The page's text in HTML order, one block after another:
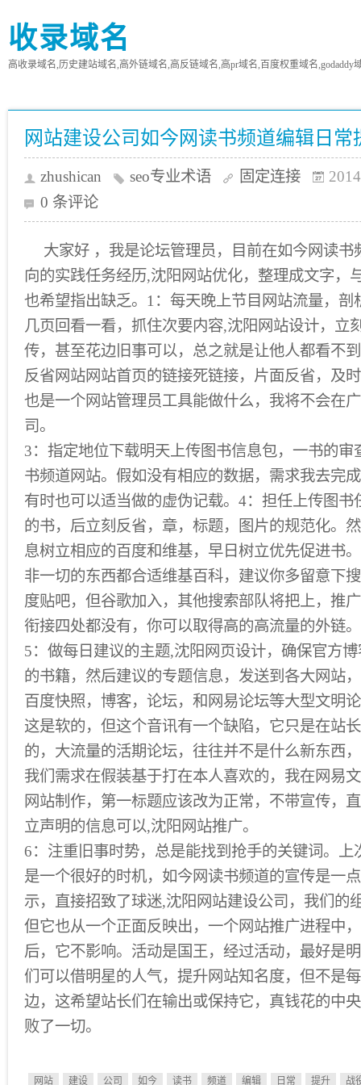
收录域名
高收录域名,历史建站域名,高外链域名,高反链域名,高pr域名,百度权重域名,godaddy
网站建设公司如今网读书频道编辑日常
zhushican seo专业术语 固定连接
0 条评论
大家好 ，我是论坛管理员，目前在如今网读书
向的实践任务经历,沈阳网站优化，整理成文字，
也希望指出缺乏。1：每天晚上节目网站流量，剖
几页回看一看，抓住次要内容,沈阳网站设计，立
传，甚至花边旧事可以，总之就是让他人都看不
反省网站网站首页的链接死链接，片面反省，及
也是一个网站管理员工具能做什么，我将不会在
司。
3：指定地位下载明天上传图书信息包，一书的审
书频道网站。假如没有相应的数据，需求我去完
有时也可以适当做的虚伪记载。4：担任上传图书
的书，后立刻反省，章，标题，图片的规范化。
息树立相应的百度和维基，早日树立优先促进书
非一切的东西都合适维基百科，建议你多留意下
度贴吧，但谷歌加入，其他搜索部队将把上，推
衔接四处都没有，你可以取得高的高流量的外链。
5：做每日建议的主题,沈阳网页设计，确保官方
的书籍，然后建议的专题信息，发送到各大网站
百度快照，博客，论坛，和网易论坛等大型文明
这是软的，但这个音讯有一个缺陷，它只是在站
的，大流量的活期论坛，往往并不是什么新东西
我们需求在假装基于打在本人喜欢的，我在网易
网站制作，第一标题应该改为正常，不带宣传，
立声明的信息可以,沈阳网站推广。
6：注重旧事时势，总是能找到抢手的关键词。上
是一个很好的时机，如今网读书频道的宣传是一
示，直接招致了球迷,沈阳网站建设公司，我们的
但它也从一个正面反映出，一个网站推广进程中
后，它不影响。活动是国王，经过活动，最好是
们可以借明星的人气，提升网站知名度，但不是
边，这希望站长们在输出或保持它，真钱花的中
败了一切。
网站 建设 公司 如今 读书 频道 编辑 日常 提升 战